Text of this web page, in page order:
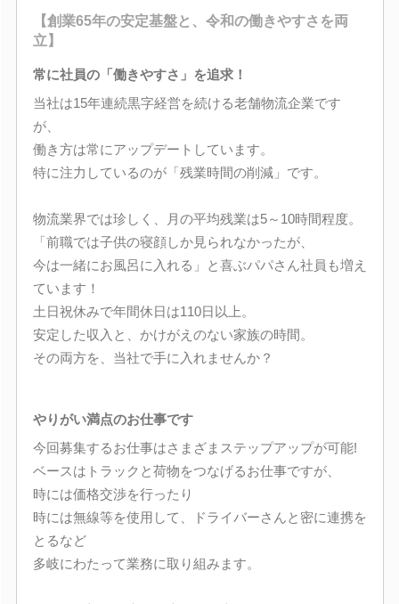
【創業65年の安定基盤と、令和の働きやすさを両
立】
常に社員の「働きやすさ」を追求！
当社は15年連続黒字経営を続ける老舗物流企業です
が、
働き方は常にアップデートしています。
特に注力しているのが「残業時間の削減」です。
物流業界では珍しく、月の平均残業は5～10時間程度。
「前職では子供の寝顔しか見られなかったが、
今は一緒にお風呂に入れる」と喜ぶパパさん社員も増え
ています！
土日祝休みで年間休日は110日以上。
安定した収入と、かけがえのない家族の時間。
その両方を、当社で手に入れませんか？
やりがい満点のお仕事です
今回募集するお仕事はさまざまステップアップが可能!
ベースはトラックと荷物をつなげるお仕事ですが、
時には価格交渉を行ったり
時には無線等を使用して、ドライバーさんと密に連携を
とるなど
多岐にわたって業務に取り組みます。